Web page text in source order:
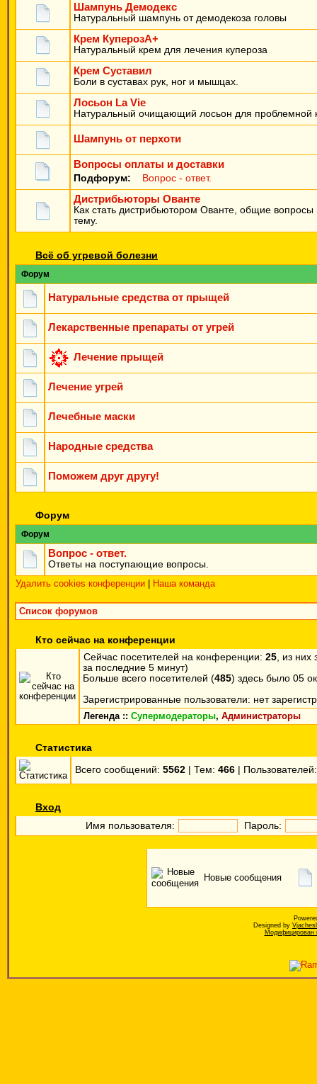
Шампунь Демодекс
Натуральный шампунь от демодекоза головы
Крем КуперозА+
Натуральный крем для лечения купероза
Крем Суставил
Боли в суставах рук, ног и мышцах.
Лосьон La Vie
Натуральный очищающий лосьон для проблемной
Шампунь от перхоти
Вопросы оплаты и доставки
Подфорум: Вопрос - ответ.
Дистрибьюторы Ованте
Как стать дистрибьютором Ованте, общие вопросы
тему.
Всё об угревой болезни
Форум
Натуральные средства от прыщей
Лекарственные препараты от угрей
Лечение прыщей
Лечение угрей
Лечебные маски
Народные средства
Поможем друг другу!
Форум
Форум
Вопрос - ответ.
Ответы на поступающие вопросы.
Удалить cookies конференции Наша команда
Список форумов
Кто сейчас на конференции
Сейчас посетителей на конференции: 25, из них
за последние 5 минут)
Больше всего посетителей (485) здесь было 05
Зарегистрированные пользователи: нет
Легенда :: Супермодераторы, Администраторы
Статистика
Всего сообщений: 5562 | Тем: 466 |
Вход
Имя пользователя: Пароль:
Новые сообщения
Designed by
Модифицирован